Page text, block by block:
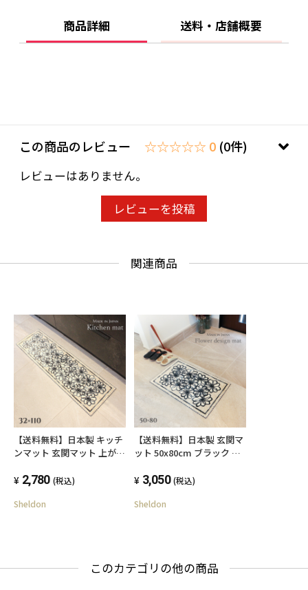
の商品と異なる場合があります。 記載事項は商
品改良のため予告なく変更することがありま
商品詳細 送料・店舗概要
この商品のレビュー ☆☆☆☆☆ 0 (0件)
レビューはありません。
レビューを投稿
関連商品
【送料無料】日本製 キッチ
ンマット 玄関マット 上がり
レガント 上品 手洗い 抗菌
室内 花柄
2,780 (税込)
Sheldon
【送料無料】日本製 玄関マ
ット 50x80cm ブラック 滑
手洗い 抗菌 防臭 洗える ウ
3,050 (税込)
Sheldon
このカテゴリの他の商品